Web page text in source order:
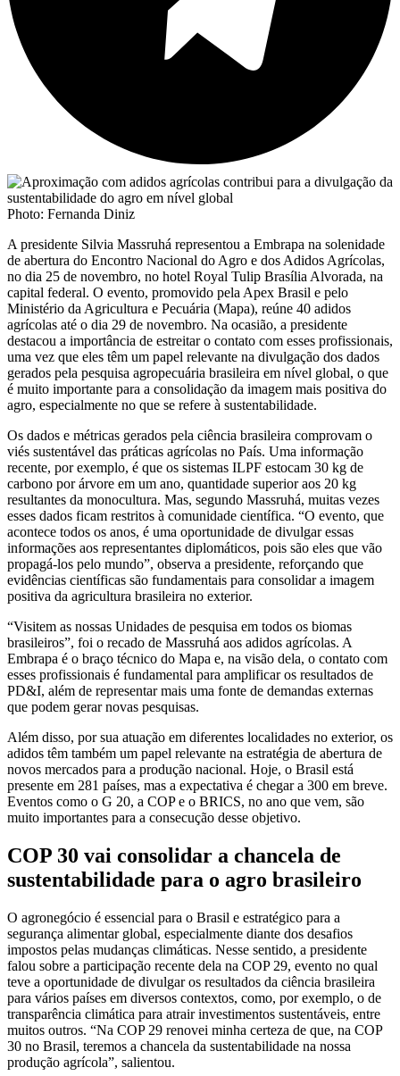
Photo: Fernanda Diniz
A presidente Silvia Massruhá representou a Embrapa na solenidade
de abertura do Encontro Nacional do Agro e dos Adidos Agrícolas,
no dia 25 de novembro, no hotel Royal Tulip Brasília Alvorada, na
capital federal. O evento, promovido pela Apex Brasil e pelo
Ministério da Agricultura e Pecuária (Mapa), reúne 40 adidos
agrícolas até o dia 29 de novembro. Na ocasião, a presidente
destacou a importância de estreitar o contato com esses profissionais,
uma vez que eles têm um papel relevante na divulgação dos dados
gerados pela pesquisa agropecuária brasileira em nível global, o que
é muito importante para a consolidação da imagem mais positiva do
agro, especialmente no que se refere à sustentabilidade.
Os dados e métricas gerados pela ciência brasileira comprovam o
viés sustentável das práticas agrícolas no País. Uma informação
recente, por exemplo, é que os sistemas ILPF estocam 30 kg de
carbono por árvore em um ano, quantidade superior aos 20 kg
resultantes da monocultura. Mas, segundo Massruhá, muitas vezes
esses dados ficam restritos à comunidade científica. “O evento, que
acontece todos os anos, é uma oportunidade de divulgar essas
informações aos representantes diplomáticos, pois são eles que vão
propagá-los pelo mundo”, observa a presidente, reforçando que
evidências científicas são fundamentais para consolidar a imagem
positiva da agricultura brasileira no exterior.
“Visitem as nossas Unidades de pesquisa em todos os biomas
brasileiros”, foi o recado de Massruhá aos adidos agrícolas. A
Embrapa é o braço técnico do Mapa e, na visão dela, o contato com
esses profissionais é fundamental para amplificar os resultados de
PD&I, além de representar mais uma fonte de demandas externas
que podem gerar novas pesquisas.
Além disso, por sua atuação em diferentes localidades no exterior, os
adidos têm também um papel relevante na estratégia de abertura de
novos mercados para a produção nacional. Hoje, o Brasil está
presente em 281 países, mas a expectativa é chegar a 300 em breve.
Eventos como o G 20, a COP e o BRICS, no ano que vem, são
muito importantes para a consecução desse objetivo.
COP 30 vai consolidar a chancela de
sustentabilidade para o agro brasileiro
O agronegócio é essencial para o Brasil e estratégico para a
segurança alimentar global, especialmente diante dos desafios
impostos pelas mudanças climáticas. Nesse sentido, a presidente
falou sobre a participação recente dela na COP 29, evento no qual
teve a oportunidade de divulgar os resultados da ciência brasileira
para vários países em diversos contextos, como, por exemplo, o de
transparência climática para atrair investimentos sustentáveis, entre
muitos outros. “Na COP 29 renovei minha certeza de que, na COP
30 no Brasil, teremos a chancela da sustentabilidade na nossa
produção agrícola”, salientou.